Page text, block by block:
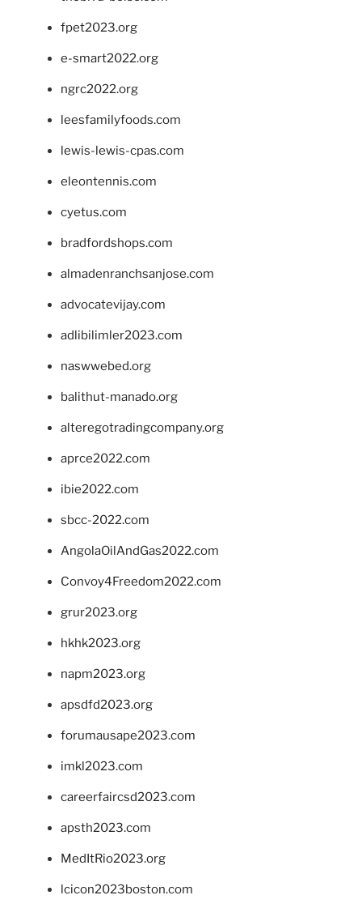
fpet2023.org
e-smart2022.org
ngrc2022.org
leesfamilyfoods.com
lewis-lewis-cpas.com
eleontennis.com
cyetus.com
bradfordshops.com
almadenranchsanjose.com
advocatevijay.com
adlibilimler2023.com
naswwebed.org
balithut-manado.org
alteregotradingcompany.org
aprce2022.com
ibie2022.com
sbcc-2022.com
AngolaOilAndGas2022.com
Convoy4Freedom2022.com
grur2023.org
hkhk2023.org
napm2023.org
apsdfd2023.org
forumausape2023.com
imkl2023.com
careerfaircsd2023.com
apsth2023.com
MedItRio2023.org
lcicon2023boston.com